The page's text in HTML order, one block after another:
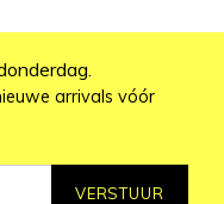
arrivals vóór
VERSTUUR